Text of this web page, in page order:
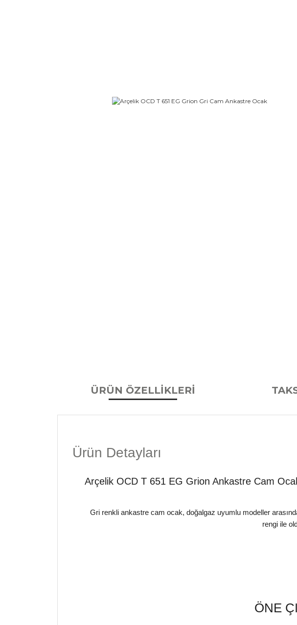
ÜRÜN ÖZELLİKLERİ
Ürün Detayları
Arçelik OCD T 651 EG Grion Ankastre Cam
Gri renkli ankastre cam ocak, doğalgaz uyumlu modeller
rengi ile
ÖNE